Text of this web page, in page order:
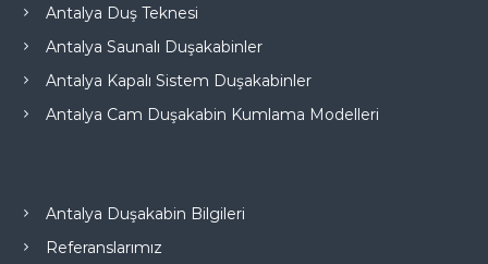
Antalya Duş Teknesi
Antalya Saunalı Duşakabinler
Antalya Kapalı Sistem Duşakabinler
Antalya Cam Duşakabin Kumlama Modelleri
Antalya Duşakabin Bilgileri
Referanslarımız